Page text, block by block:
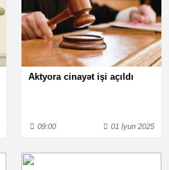
Aktyora cinayət işi açıldı
09:00 01 İyun 2025